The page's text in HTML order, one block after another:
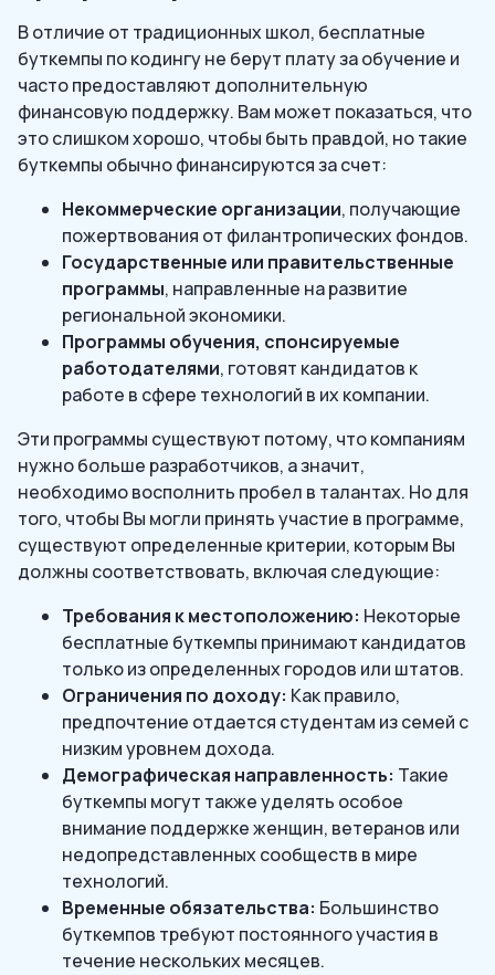
В отличие от традиционных школ, бесплатные
буткемпы по кодингу не берут плату за обучение и
часто предоставляют дополнительную
финансовую поддержку. Вам может показаться, что
это слишком хорошо, чтобы быть правдой, но такие
буткемпы обычно финансируются за счет:
Некоммерческие организации, получающие
пожертвования от филантропических фондов.
Государственные или правительственные
программы, направленные на развитие
региональной экономики.
Программы обучения, спонсируемые
работодателями, готовят кандидатов к
работе в сфере технологий в их компании.
Эти программы существуют потому, что компаниям
нужно больше разработчиков, а значит,
необходимо восполнить пробел в талантах. Но для
того, чтобы Вы могли принять участие в программе,
существуют определенные критерии, которым Вы
должны соответствовать, включая следующие:
Требования к местоположению: Некоторые
бесплатные буткемпы принимают кандидатов
только из определенных городов или штатов.
Ограничения по доходу: Как правило,
предпочтение отдается студентам из семей с
низким уровнем дохода.
Демографическая направленность: Такие
буткемпы могут также уделять особое
внимание поддержке женщин, ветеранов или
недопредставленных сообществ в мире
технологий.
Временные обязательства: Большинство
буткемпов требуют постоянного участия в
течение нескольких месяцев.